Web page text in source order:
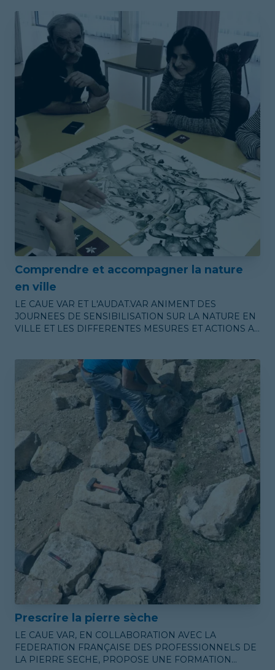
AMENAGEMENTS, POUR MAITRISER LES EAUX
PLUVIALES.
Comprendre et accompagner la nature
en ville
LE CAUE VAR ET L'AUDAT.VAR ANIMENT DES
JOURNEES DE SENSIBILISATION SUR LA NATURE EN
VILLE ET LES DIFFERENTES MESURES ET ACTIONS A
GESTION DES ESPACES PUBLICS.
Prescrire la pierre sèche
LE CAUE VAR, EN COLLABORATION AVEC LA
FEDERATION FRANÇAISE DES PROFESSIONNELS DE
LA PIERRE SECHE, PROPOSE UNE FORMATION